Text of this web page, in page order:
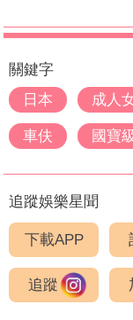
關鍵字
日本
成人
車伕 國寶
追蹤娛樂星聞
下載APP
追蹤